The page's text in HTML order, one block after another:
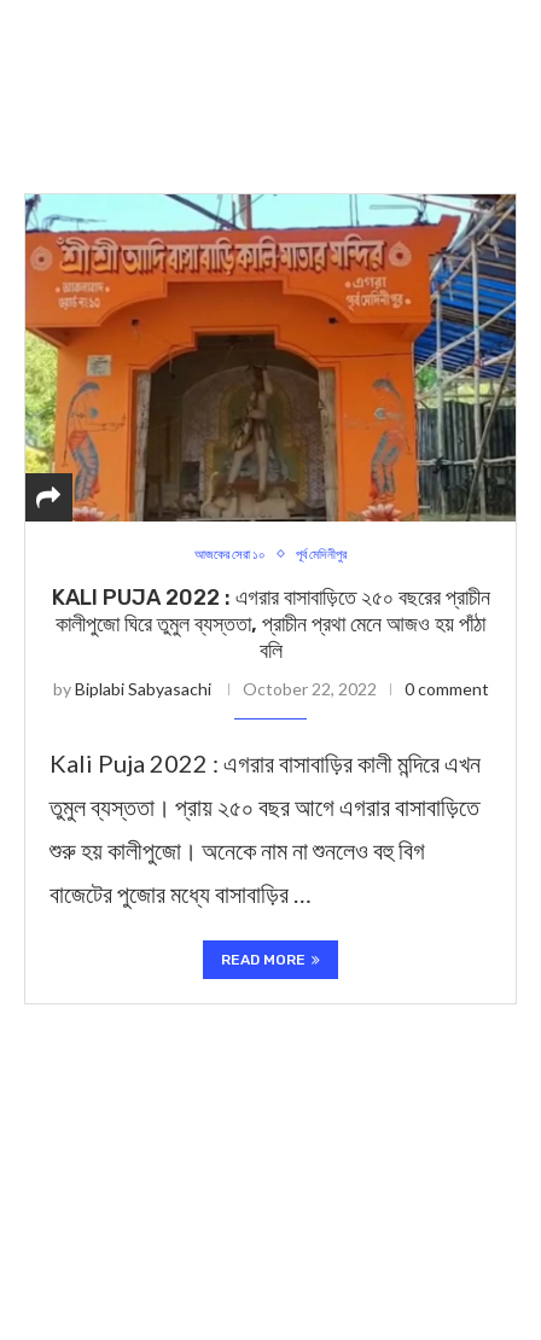
আজকের সেরা ১০ পূর্ব মেদিনীপুর
KALI PUJA 2022 : এগরার বাসাবাড়িতে ২৫০ বছরের প্রাচীন
কালীপুজো ঘিরে তুমুল ব্যস্ততা, প্রাচীন প্রথা মেনে আজও হয় পাঁঠা
বলি
byBiplabi Sabyasachi October 22, 2022 0 comment
Kali Puja 2022 : এগরার বাসাবাড়ির কালী মন্দিরে এখন
তুমুল ব্যস্ততা। প্রায় ২৫০ বছর আগে এগরার বাসাবাড়িতে
শুরু হয় কালীপুজো। অনেকে নাম না শুনলেও বহু বিগ
বাজেটের পুজোর মধ্যে বাসাবাড়ির …
READ MORE